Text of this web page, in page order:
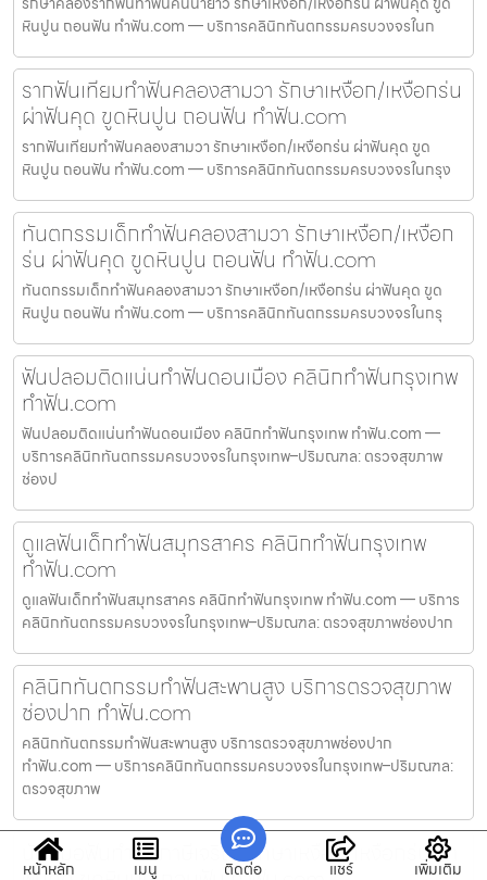
หินปูน ถอนฟัน ทำฟัน.com — บริการคลินิกทันตกรรมครบวงจรในก
รากฟันเทียมทำฟันคลองสามวา รักษาเหงือก/เหงือกร่น
ผ่าฟันคุด ขูดหินปูน ถอนฟัน ทำฟัน.com
รากฟันเทียมทำฟันคลองสามวา รักษาเหงือก/เหงือกร่น ผ่าฟันคุด ขูด
หินปูน ถอนฟัน ทำฟัน.com — บริการคลินิกทันตกรรมครบวงจรในกรุง
ทันตกรรมเด็กทำฟันคลองสามวา รักษาเหงือก/เหงือก
ร่น ผ่าฟันคุด ขูดหินปูน ถอนฟัน ทำฟัน.com
ทันตกรรมเด็กทำฟันคลองสามวา รักษาเหงือก/เหงือกร่น ผ่าฟันคุด ขูด
หินปูน ถอนฟัน ทำฟัน.com — บริการคลินิกทันตกรรมครบวงจรในกรุ
ฟันปลอมติดแน่นทำฟันดอนเมือง คลินิกทำฟันกรุงเทพ
ทำฟัน.com
ฟันปลอมติดแน่นทำฟันดอนเมือง คลินิกทำฟันกรุงเทพ ทำฟัน.com —
บริการคลินิกทันตกรรมครบวงจรในกรุงเทพ–ปริมณฑล: ตรวจสุขภาพ
ช่องป
ดูแลฟันเด็กทำฟันสมุทรสาคร คลินิกทำฟันกรุงเทพ
ทำฟัน.com
ดูแลฟันเด็กทำฟันสมุทรสาคร คลินิกทำฟันกรุงเทพ ทำฟัน.com — บริการ
คลินิกทันตกรรมครบวงจรในกรุงเทพ–ปริมณฑล: ตรวจสุขภาพช่องปาก
คลินิกทันตกรรมทำฟันสะพานสูง บริการตรวจสุขภาพ
ช่องปาก ทำฟัน.com
คลินิกทันตกรรมทำฟันสะพานสูง บริการตรวจสุขภาพช่องปาก
ทำฟัน.com — บริการคลินิกทันตกรรมครบวงจรในกรุงเทพ–ปริมณฑล:
ตรวจสุขภาพ
นัดหมอฟันทำฟันภาษีเจริญ รักษาเหงือก/เหงือกร่น ผ่า
หน้าหลัก เมนู ติดต่อ แชร์ เพิ่มเติม